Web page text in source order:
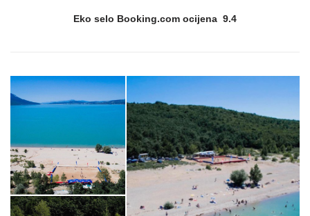
Eko selo Booking.com ocijena 9.4